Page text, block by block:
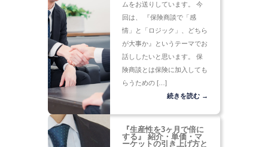
ムをお送りしています。 今
回は、 『保険商談で「感
情」と「ロジック」、どちら
が大事か』というテーマでお
話ししたいと思います。 保
険商談とは保険に加入しても
らうための […]
続きを読む →
『生産性を3ヶ月で倍に
する』 紹介・単価・マ
ーケットの引き上げ方と